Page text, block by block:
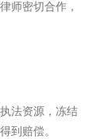
师密切合作，
法资源，冻结
到赔偿。